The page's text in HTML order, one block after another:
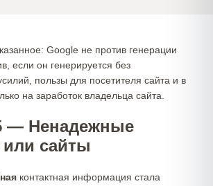
Google не против генерации
если он генерируется без
пользы для посетителя сайта и в
на заработок владельца сайта.
— Ненадежные
сайты
контактная информация стала